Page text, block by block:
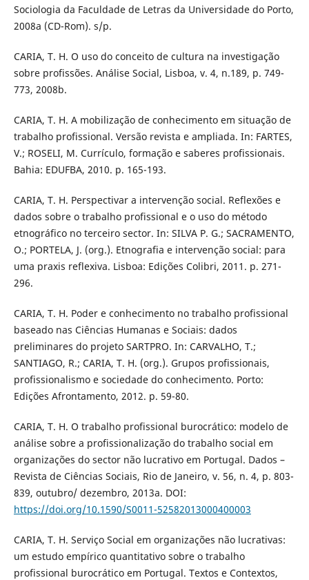
Sociologia da Faculdade de Letras da Universidade do Porto,
2008a (CD-Rom). s/p.
CARIA, T. H. O uso do conceito de cultura na investigação
sobre profissões. Análise Social, Lisboa, v. 4, n.189, p. 749-
773, 2008b.
CARIA, T. H. A mobilização de conhecimento em situação de
trabalho profissional. Versão revista e ampliada. In: FARTES,
V.; ROSELI, M. Currículo, formação e saberes profissionais.
Bahia: EDUFBA, 2010. p. 165-193.
CARIA, T. H. Perspectivar a intervenção social. Reflexões e
dados sobre o trabalho profissional e o uso do método
etnográfico no terceiro sector. In: SILVA P. G.; SACRAMENTO,
O.; PORTELA, J. (org.). Etnografia e intervenção social: para
uma praxis reflexiva. Lisboa: Edições Colibri, 2011. p. 271-
296.
CARIA, T. H. Poder e conhecimento no trabalho profissional
baseado nas Ciências Humanas e Sociais: dados
preliminares do projeto SARTPRO. In: CARVALHO, T.;
SANTIAGO, R.; CARIA, T. H. (org.). Grupos profissionais,
profissionalismo e sociedade do conhecimento. Porto:
Edições Afrontamento, 2012. p. 59-80.
CARIA, T. H. O trabalho profissional burocrático: modelo de
análise sobre a profissionalização do trabalho social em
organizações do sector não lucrativo em Portugal. Dados –
Revista de Ciências Sociais, Rio de Janeiro, v. 56, n. 4, p. 803-
839, outubro/ dezembro, 2013a. DOI:
https://doi.org/10.1590/S0011-52582013000400003
CARIA, T. H. Serviço Social em organizações não lucrativas:
um estudo empírico quantitativo sobre o trabalho
profissional burocrático em Portugal. Textos e Contextos,